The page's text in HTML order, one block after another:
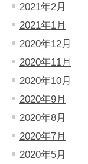
2021年2月
2021年1月
2020年12月
2020年11月
2020年10月
2020年9月
2020年8月
2020年7月
2020年5月